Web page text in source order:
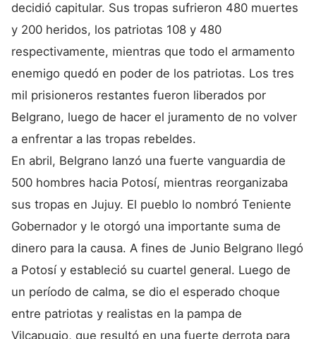
decidió capitular. Sus tropas sufrieron 480 muertes
y 200 heridos, los patriotas 108 y 480
respectivamente, mientras que todo el armamento
enemigo quedó en poder de los patriotas. Los tres
mil prisioneros restantes fueron liberados por
Belgrano, luego de hacer el juramento de no volver
a enfrentar a las tropas rebeldes.
En abril, Belgrano lanzó una fuerte vanguardia de
500 hombres hacia Potosí, mientras reorganizaba
sus tropas en Jujuy. El pueblo lo nombró Teniente
Gobernador y le otorgó una importante suma de
dinero para la causa. A fines de Junio Belgrano llegó
a Potosí y estableció su cuartel general. Luego de
un período de calma, se dio el esperado choque
entre patriotas y realistas en la pampa de
Vilcapugio, que resultó en una fuerte derrota para